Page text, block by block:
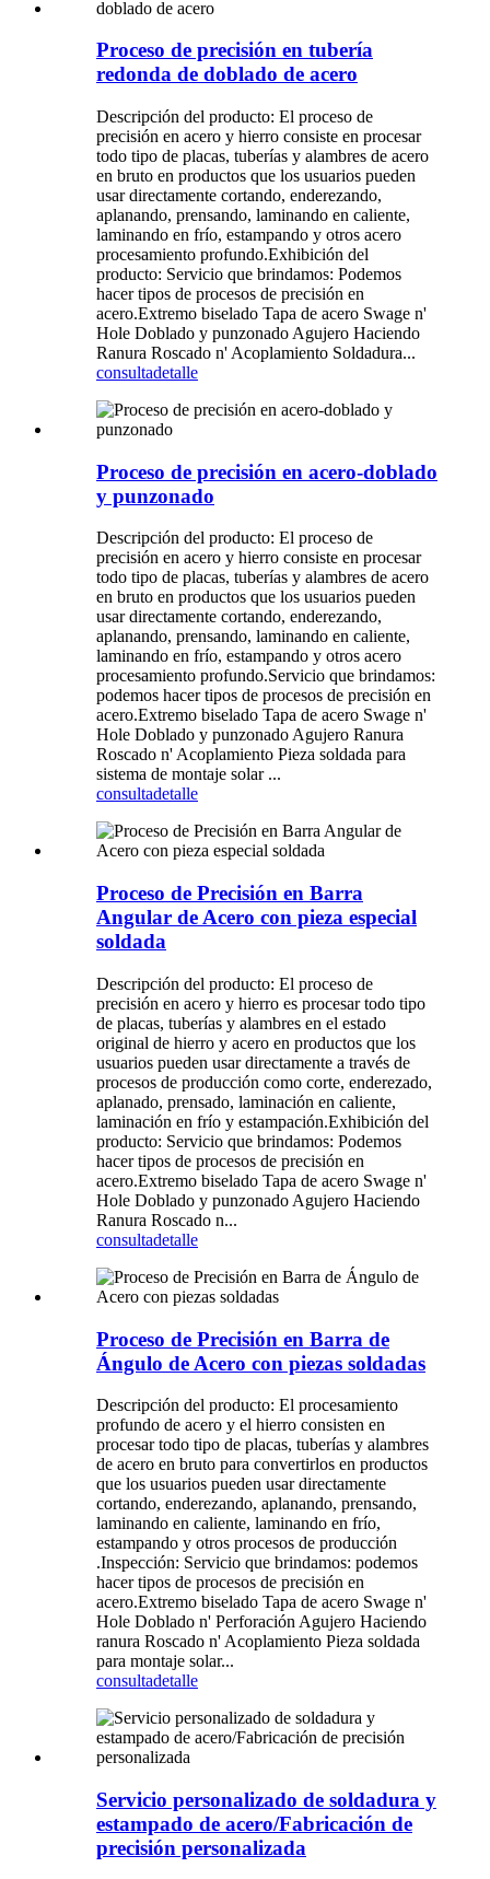
Proceso de precisión en tubería
redonda de doblado de acero
Descripción del producto: El proceso de
precisión en acero y hierro consiste en procesar
todo tipo de placas, tuberías y alambres de acero
en bruto en productos que los usuarios pueden
usar directamente cortando, enderezando,
aplanando, prensando, laminando en caliente,
laminando en frío, estampando y otros acero
procesamiento profundo.Exhibición del
producto: Servicio que brindamos: Podemos
hacer tipos de procesos de precisión en
acero.Extremo biselado Tapa de acero Swage n'
Hole Doblado y punzonado Agujero Haciendo
Ranura Roscado n' Acoplamiento Soldadura...
consultadetalle
Proceso de precisión en acero-doblado
y punzonado
Descripción del producto: El proceso de
precisión en acero y hierro consiste en procesar
todo tipo de placas, tuberías y alambres de acero
en bruto en productos que los usuarios pueden
usar directamente cortando, enderezando,
aplanando, prensando, laminando en caliente,
laminando en frío, estampando y otros acero
procesamiento profundo.Servicio que brindamos:
podemos hacer tipos de procesos de precisión en
acero.Extremo biselado Tapa de acero Swage n'
Hole Doblado y punzonado Agujero Ranura
Roscado n' Acoplamiento Pieza soldada para
sistema de montaje solar ...
consultadetalle
Proceso de Precisión en Barra
Angular de Acero con pieza especial
soldada
Descripción del producto: El proceso de
precisión en acero y hierro es procesar todo tipo
de placas, tuberías y alambres en el estado
original de hierro y acero en productos que los
usuarios pueden usar directamente a través de
procesos de producción como corte, enderezado,
aplanado, prensado, laminación en caliente,
laminación en frío y estampación.Exhibición del
producto: Servicio que brindamos: Podemos
hacer tipos de procesos de precisión en
acero.Extremo biselado Tapa de acero Swage n'
Hole Doblado y punzonado Agujero Haciendo
Ranura Roscado n...
consultadetalle
Proceso de Precisión en Barra de
Ángulo de Acero con piezas soldadas
Descripción del producto: El procesamiento
profundo de acero y el hierro consisten en
procesar todo tipo de placas, tuberías y alambres
de acero en bruto para convertirlos en productos
que los usuarios pueden usar directamente
cortando, enderezando, aplanando, prensando,
laminando en caliente, laminando en frío,
estampando y otros procesos de producción
.Inspección: Servicio que brindamos: podemos
hacer tipos de procesos de precisión en
acero.Extremo biselado Tapa de acero Swage n'
Hole Doblado n' Perforación Agujero Haciendo
ranura Roscado n' Acoplamiento Pieza soldada
para montaje solar...
consultadetalle
Servicio personalizado de soldadura y
estampado de acero/Fabricación de
precisión personalizada